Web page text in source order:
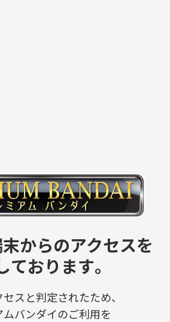
からのアクセスを
ております。
スと判定されたため、
ムバンダイのご利用を